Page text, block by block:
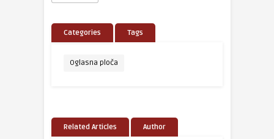
Categories Tags
Oglasna ploča
Related Articles Author